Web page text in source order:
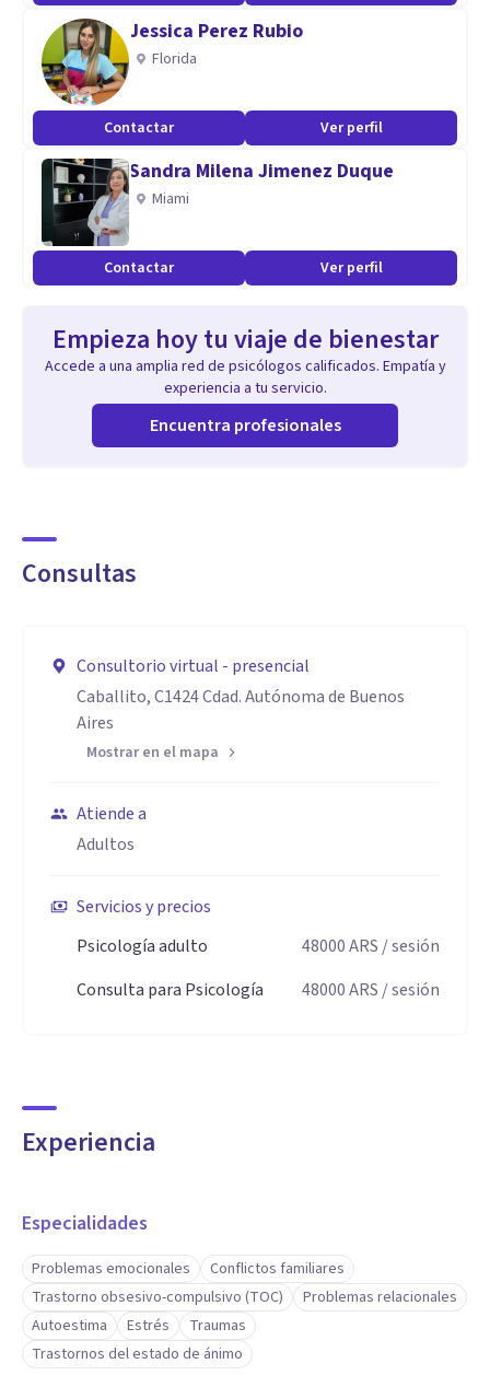
Jessica Perez Rubio
Florida
Contactar Ver perfil
Sandra Milena Jimenez Duque
Miami
Contactar Ver perfil
Empieza hoy tu viaje de bienestar
Accede a una amplia red de psicólogos calificados. Empatía y
experiencia a tu servicio.
Encuentra profesionales
Consultas
Consultorio virtual - presencial
Caballito, C1424 Cdad. Autónoma de Buenos
Aires
Mostrar en el mapa
Atiende a
Adultos
Servicios y precios
Psicología adulto
48000ARS / sesión
Consulta para Psicología
48000ARS / sesión
Experiencia
Especialidades
Problemas emocionales
Conflictos familiares
Trastorno obsesivo-compulsivo (TOC)
Problemas relacionales
Autoestima
Estrés
Traumas
Trastornos del estado de ánimo